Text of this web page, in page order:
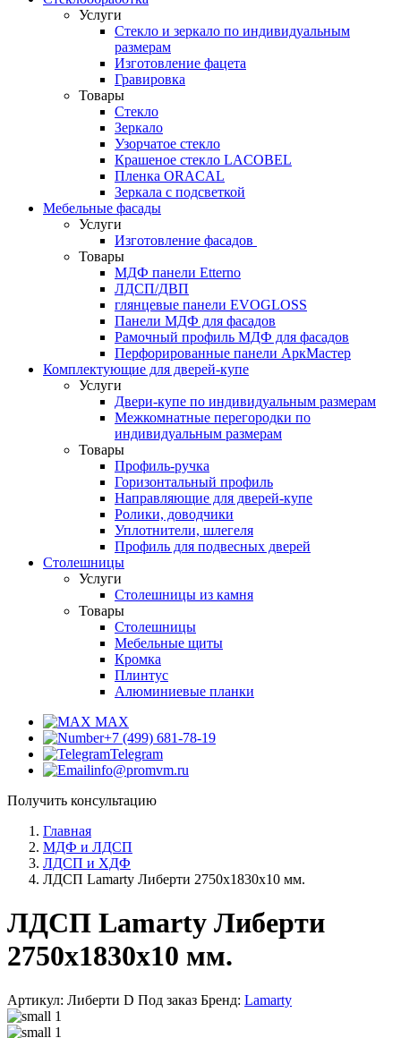
Услуги
Стекло и зеркало по индивидуальным
размерам
Изготовление фацета
Гравировка
Товары
Стекло
Зеркало
Узорчатое стекло
Крашеное стекло LACOBEL
Пленка ORACAL
Зеркала с подсветкой
Мебельные фасады
Услуги
Изготовление фасадов
Товары
МДФ панели Etterno
ЛДСП/ДВП
глянцевые панели EVOGLOSS
Панели МДФ для фасадов
Рамочный профиль МДФ для фасадов
Перфорированные панели АркМастер
Комплектующие для дверей-купе
Услуги
Двери-купе по индивидуальным размерам
Межкомнатные перегородки по
индивидуальным размерам
Товары
Профиль-ручка
Горизонтальный профиль
Направляющие для дверей-купе
Ролики, доводчики
Уплотнители, шлегеля
Профиль для подвесных дверей
Столешницы
Услуги
Столешницы из камня
Товары
Столешницы
Мебельные щиты
Кромка
Плинтус
Алюминиевые планки
MAX
+7 (499) 681-78-19
Telegram
info@promvm.ru
Получить консультацию
Главная
МДФ и ЛДСП
ЛДСП и ХДФ
ЛДСП Lamarty Либерти 2750х1830х10 мм.
ЛДСП Lamarty Либерти
2750х1830х10 мм.
Артикул: Либерти D Под заказ Бренд: Lamarty